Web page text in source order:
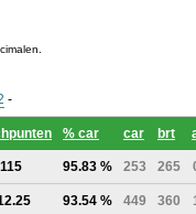
-
% car car brt
115 95.83 % 253 265
93.54 % 449 360